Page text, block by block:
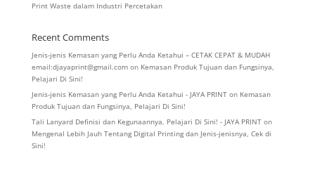
Print Waste dalam Industri Percetakan
Recent Comments
Jenis-jenis Kemasan yang Perlu Anda Ketahui – CETAK CEPAT & MUDAH
email:djayaprint@gmail.comon Kemasan Produk Tujuan dan Fungsinya,
Pelajari Di Sini!
Jenis-jenis Kemasan yang Perlu Anda Ketahui - JAYA PRINTon Kemasan
Produk Tujuan dan Fungsinya, Pelajari Di Sini!
Tali Lanyard Definisi dan Kegunaannya, Pelajari Di Sini! - JAYA PRINTon
Mengenal Lebih Jauh Tentang Digital Printing dan Jenis-jenisnya, Cek di
Sini!